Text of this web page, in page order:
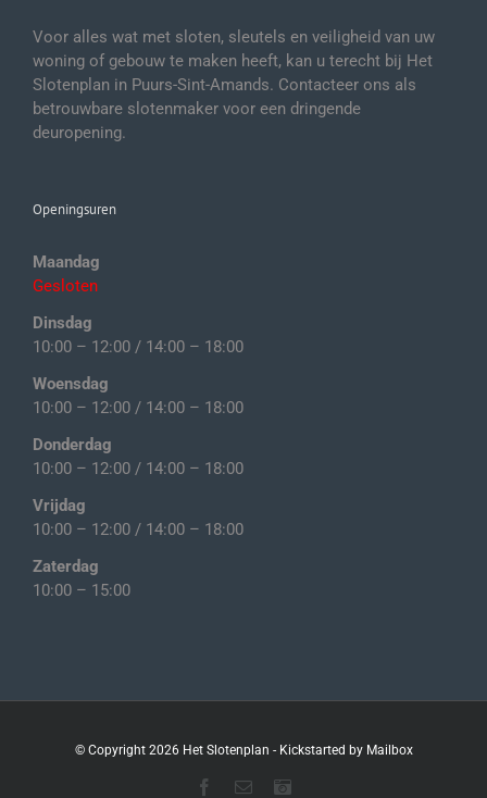
Voor alles wat met sloten, sleutels en veiligheid van uw
woning of gebouw te maken heeft, kan u terecht bij Het
Slotenplan in Puurs-Sint-Amands. Contacteer ons als
betrouwbare slotenmaker voor een dringende
deuropening.
Openingsuren
Maandag
Gesloten
Dinsdag
10:00 – 12:00 / 14:00 – 18:00
Woensdag
10:00 – 12:00 / 14:00 – 18:00
Donderdag
10:00 – 12:00 / 14:00 – 18:00
Vrijdag
10:00 – 12:00 / 14:00 – 18:00
Zaterdag
10:00 – 15:00
© Copyright 2026 Het Slotenplan - Kickstarted by Mailbox
Facebook
E-
Instagram